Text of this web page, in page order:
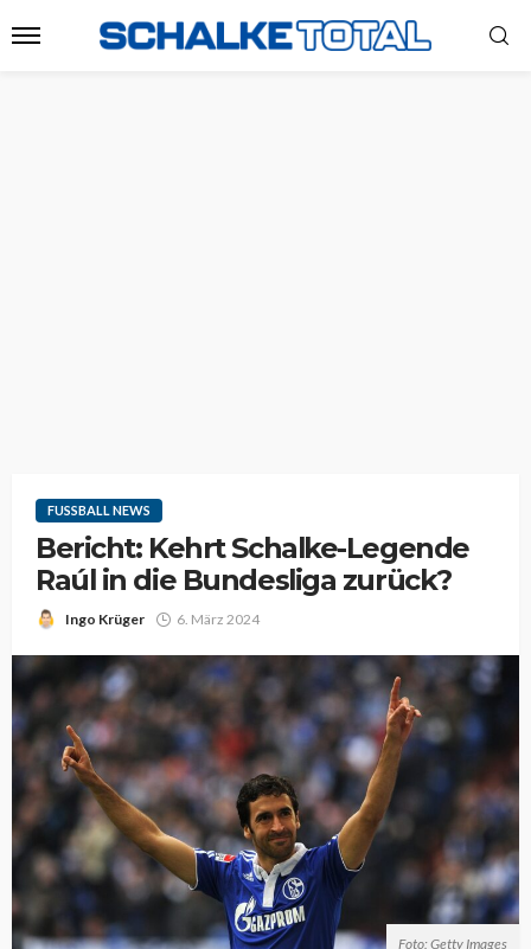
FUSSBALL NEWS
Bericht: Kehrt Schalke-Legende
Raúl in die Bundesliga zurück?
Ingo Krüger 6. März 2024
Foto: Getty Images